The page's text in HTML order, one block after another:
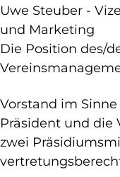
Uwe Steuber -
und Marketing
Die Position des/
Vorstand im Sinne
Präsident und die
zwei